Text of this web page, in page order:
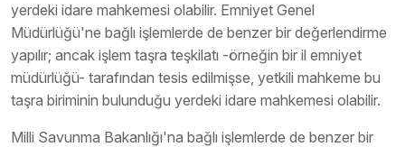
yerdeki idare mahkemesi olabilir. Emniyet Genel
Müdürlüğü'ne bağlı işlemlerde de benzer bir değerlendirme
yapılır; ancak işlem taşra teşkilatı -örneğin bir il emniyet
müdürlüğü- tarafından tesis edilmişse, yetkili mahkeme bu
taşra biriminin bulunduğu yerdeki idare mahkemesi olabilir.
Milli Savunma Bakanlığı'na bağlı işlemlerde de benzer bir